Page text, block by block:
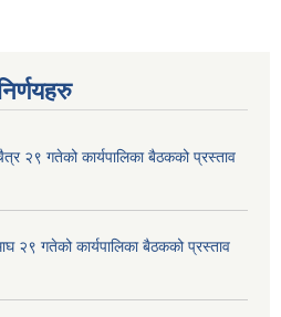
२९ गतेको कार्यपालिका बैठकको प्रस्ताव
२९ गतेको कार्यपालिका बैठकको प्रस्ताव